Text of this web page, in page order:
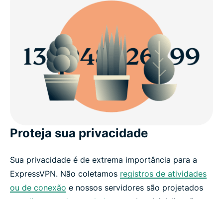
Proteja sua privacidade
Sua privacidade é de extrema importância para a
ExpressVPN. Não coletamos registros de atividades
ou de conexão e nossos servidores são projetados